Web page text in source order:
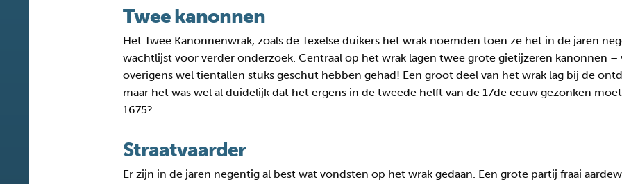
Twee kanonnen
Het Twee Kanonnenwrak, zoals de Texelse duikers het wrak noemden toen ze het in de jaren
wachtlijst voor verder onderzoek. Centraal op het wrak lagen twee grote gietijzeren kanonnen –
overigens wel tientallen stuks geschut hebben gehad! Een groot deel van het wrak lag bij de
maar het was wel al duidelijk dat het ergens in de tweede helft van de 17de eeuw gezonken
1675?
Straatvaarder
Er zijn in de jaren negentig al best wat vondsten op het wrak gedaan. Een grote partij fraai